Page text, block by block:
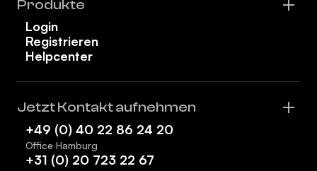
Produkte
Login
Registrieren
Helpcenter
Jetzt Kontakt aufnehmen
+49 (0) 40 22 86 24 20
Office Hamburg
+31 (0) 20 723 22 67